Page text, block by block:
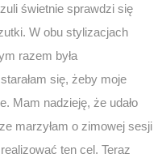
świetnie sprawdzi się
W obu stylizacjach
razem była
się, żeby moje
Mam nadzieję, że udało
marzyłam o zimowej sesji
ten cel. Teraz